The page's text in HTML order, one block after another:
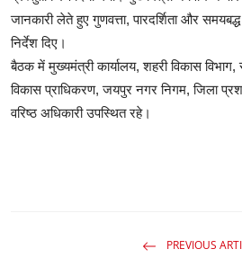
जानकारी लेते हुए गुणवत्ता, पारदर्शिता और
निर्देश दिए।
बैठक में मुख्यमंत्री कार्यालय, शहरी विकास
विकास प्राधिकरण, जयपुर नगर निगम, जिला
वरिष्ठ अधिकारी उपस्थित रहे।
PREVIOUS